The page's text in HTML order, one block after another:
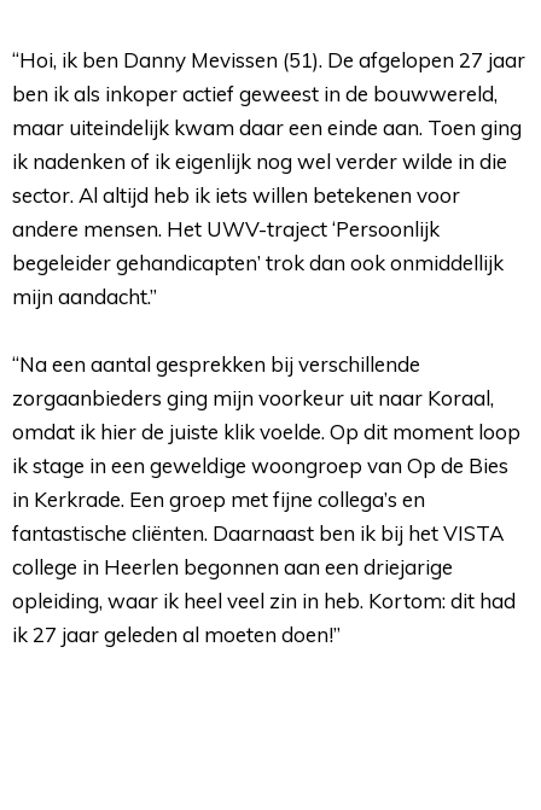
“Hoi, ik ben Danny Mevissen (51). De afgelopen 27 jaar
ben ik als inkoper actief geweest in de bouwwereld,
maar uiteindelijk kwam daar een einde aan. Toen ging
ik nadenken of ik eigenlijk nog wel verder wilde in die
sector. Al altijd heb ik iets willen betekenen voor
andere mensen. Het UWV-traject ‘Persoonlijk
begeleider gehandicapten’ trok dan ook onmiddellijk
mijn aandacht.”
“Na een aantal gesprekken bij verschillende
zorgaanbieders ging mijn voorkeur uit naar Koraal,
omdat ik hier de juiste klik voelde. Op dit moment loop
ik stage in een geweldige woongroep van Op de Bies
in Kerkrade. Een groep met fijne collega’s en
fantastische cliënten. Daarnaast ben ik bij het VISTA
college in Heerlen begonnen aan een driejarige
opleiding, waar ik heel veel zin in heb. Kortom: dit had
ik 27 jaar geleden al moeten doen!”